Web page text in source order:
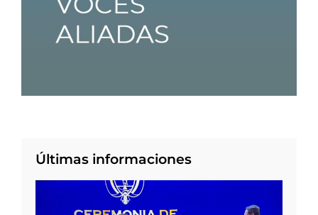
Últimas informaciones